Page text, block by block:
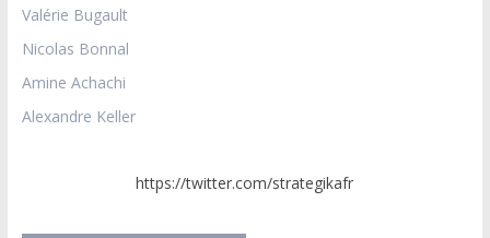
Valérie Bugault
Nicolas Bonnal
Amine Achachi
Alexandre Keller
https://twitter.com/strategikafr